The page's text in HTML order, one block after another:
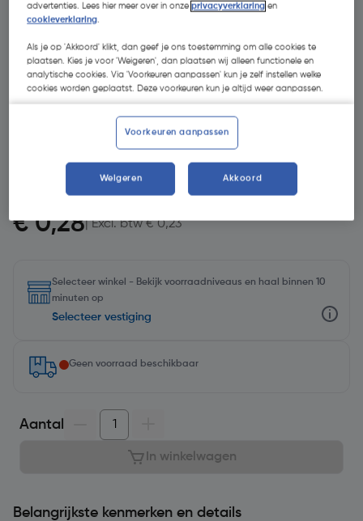
€ 0,28| Excl. btw € 0,23
Selecteer winkel - Bekijk voorraadniveaus en haal binnen 10
minuten op
Selecteer vestiging
Geen voorraad beschikbaar
Aantal
In winkelwagen
Belangrijkste kenmerken en details
advertenties. Lees hier meer over in onzeprivacyverklaring en
cookieverklaring.
Als je op 'Akkoord' klikt, dan geef je ons toestemming om alle cookies te
plaatsen. Kies je voor 'Weigeren', dan plaatsen wij alleen functionele en
analytische cookies. Via 'Voorkeuren aanpassen' kun je zelf instellen welke
cookies worden geplaatst. Deze voorkeuren kun je altijd weer aanpassen.
Voorkeuren aanpassen
Weigeren Akkoord